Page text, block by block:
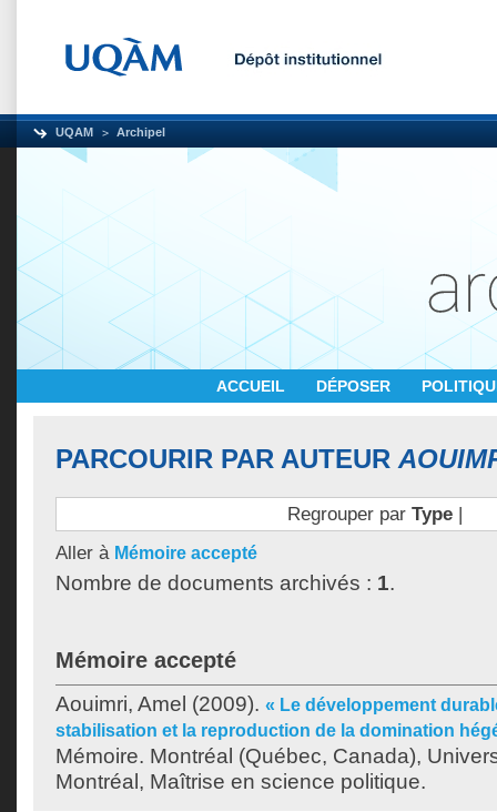
UQAM Archipel
ACCUEIL DÉPOSER
PARCOURIR PAR AUTEUR
Regrouper par Type|
Aller à Mémoire accepté
Nombre de documents archivés : 1.
Mémoire accepté
Aouimri, Amel (2009). « Le développement
stabilisation et la reproduction de la domination
Mémoire. Montréal (Québec, Canada),
Montréal, Maîtrise en science politique.